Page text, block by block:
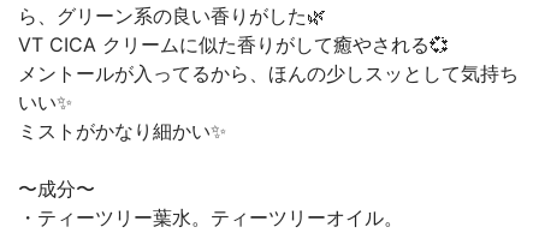
ら、グリーン系の良い香りがした🌿
VT CICA クリームに似た香りがして癒やされる💞
メントールが入ってるから、ほんの少しスッとして気持ち
いい✨
ミストがかなり細かい✨
〜成分〜
・ティーツリー葉水。ティーツリーオイル。